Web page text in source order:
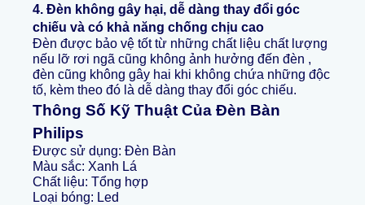
4. Đèn không gây hại, dễ dàng thay đổi góc
chiếu và có khả năng chống chịu cao
Đèn được bảo vệ tốt từ những chất liệu chất lượng
nếu lỡ rơi ngã cũng không ảnh hưởng đến đèn ,
đèn cũng không gây hai khi không chứa những độc
tố, kèm theo đó là dễ dàng thay đổi góc chiếu.
Thông Số Kỹ Thuật Của Đèn Bàn
Philips
Được sử dụng: Đèn Bàn
Màu sắc: Xanh Lá
Chất liệu: Tổng hợp
Loại bóng: Led